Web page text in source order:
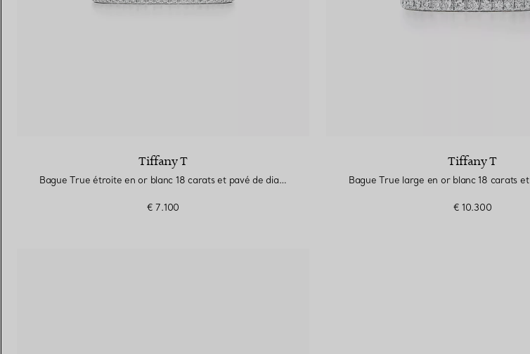
Tiffany T
Bague True étroite en or blanc 18 carats et pavé de diamants
€ 7.100
Tiffany T
€ 10.300